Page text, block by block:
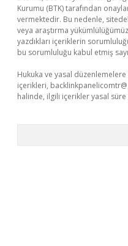
Kurumu (BTK) tarafından
vermektedir. Bu nedenle,
veya araştırma
yazdıkları içeriklerin
bu sorumluluğu kabul etmiş
Hukuka ve yasal
içerikleri,
halinde, ilgili içerikler yasal süre